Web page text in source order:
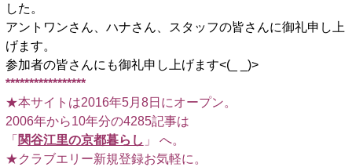
した。
アントワンさん、ハナさん、スタッフの皆さんに御礼申し上
げます。
参加者の皆さんにも御礼申し上げます<(_ _)>
*****************
★本サイトは2016年5月8日にオープン。
2006年から10年分の4285記事は
「 関谷江里の京都暮らし 」 へ。
★クラブエリー新規登録お気軽に。